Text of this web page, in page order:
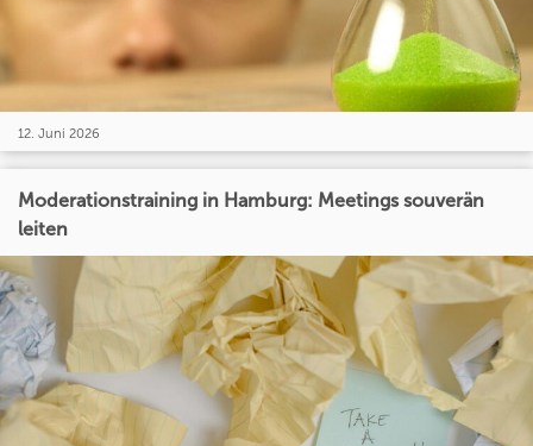
12. Juni 2026
Moderationstraining in Hamburg: Meetings souverän
leiten